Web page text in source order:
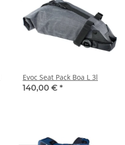
Evoc Seat Pack Boa L 3l
140,00 € *